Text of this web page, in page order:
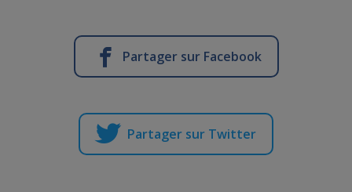
Partager sur Facebook
Partager sur Twitter